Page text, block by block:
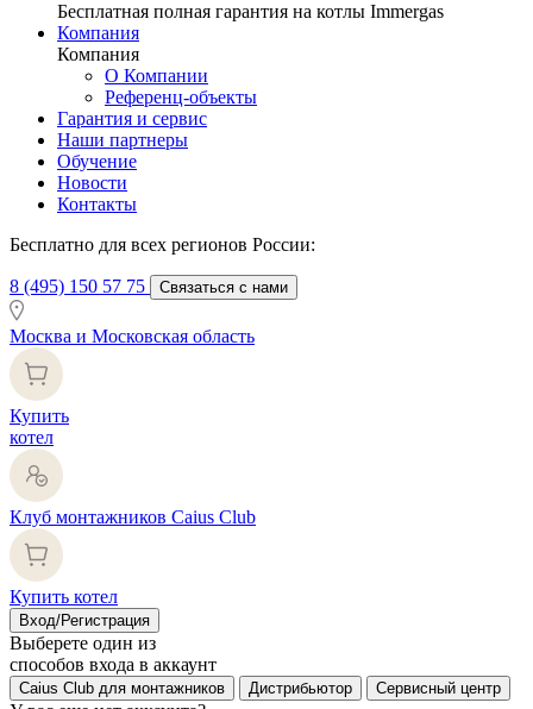
Бесплатная полная гарантия на котлы Immergas
Компания
Компания
О Компании
Референц-объекты
Гарантия и сервис
Наши партнеры
Обучение
Новости
Контакты
Бесплатно для всех регионов России:
8 (495) 150 57 75 Связаться с нами
Москва и Московская область
Купить
котел
Клуб монтажников Caius Club
Купить котел
Вход/Регистрация
Выберете один из
способов входа в аккаунт
Caius Club для монтажников Дистрибьютор Сервисный центр